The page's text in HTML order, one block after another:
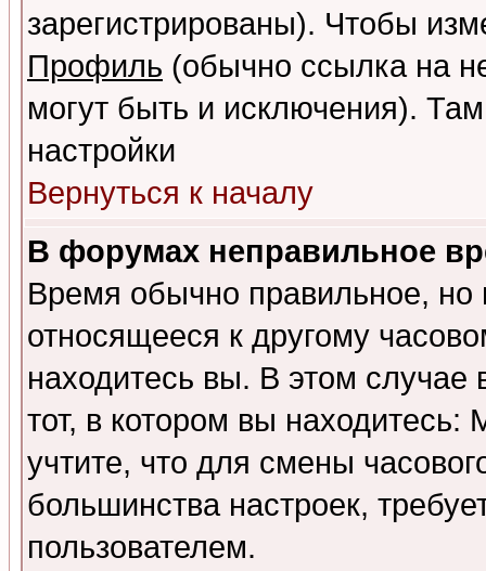
зарегистрированы). Чтобы
Профиль (обычно ссылка на
могут быть и исключения).
настройки
Вернуться к началу
В форумах неправильное
Время обычно правильное,
относящееся к другому
находитесь вы. В этом
тот, в котором вы
учтите, что для смены
большинства настроек,
пользователем.